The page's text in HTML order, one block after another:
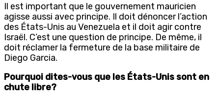
Il est important que le gouvernement mauricien
agisse aussi avec principe. Il doit dénoncer l’action
des États-Unis au Venezuela et il doit agir contre
Israël. C’est une question de principe. De même, il
doit réclamer la fermeture de la base militaire de
Diego Garcia.
Pourquoi dites-vous que les États-Unis sont en
chute libre?